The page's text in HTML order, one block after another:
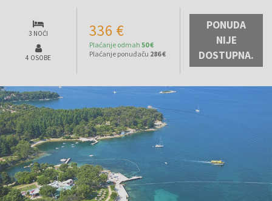
3 NOĆI
4 OSOBE
336 €
Plaćanje odmah 50 €
Plaćanje ponuđaču 286 €
PONUDA
NIJE
DOSTUPNA.